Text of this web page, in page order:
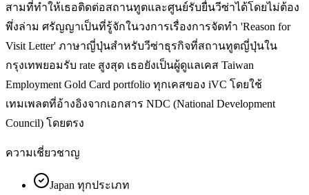
สามที่ทำให้เธอติดต่อสถานทูตและศูนย์รับยื่นวีซ่าได้โดยไม่ต้อง
พึ่งล่าม ศรัญญาเป็นที่รู้จักในวงการเรื่องการจัดทำ 'Reason for
Visit Letter' ภาษาญี่ปุ่นสำหรับวีซ่าธุรกิจที่สถานทูตญี่ปุ่นใน
กรุงเทพยอมรับ rate สูงสุด เธอยังเป็นผู้ดูแลเคส Taiwan
Employment Gold Card portfolio ทุกเคสของ iVC โดยใช้
เทมเพลตที่อ้างอิงจากเอกสาร NDC (National Development
Council) โดยตรง
ความเชี่ยวชาญ
Japan ทุกประเภท